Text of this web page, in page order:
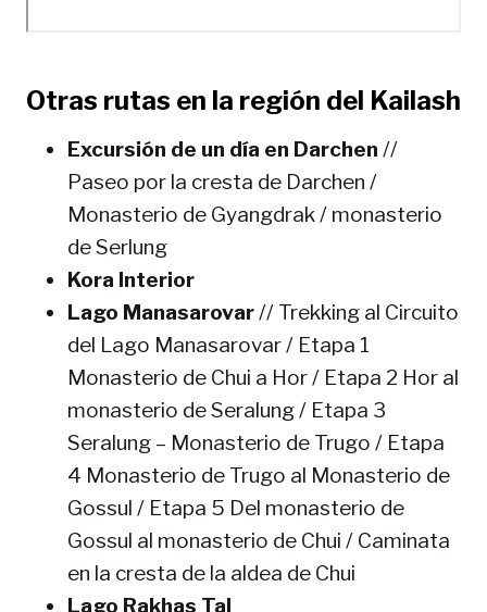
Otras rutas en la región del Kailash
Excursión de un día en Darchen //
Paseo por la cresta de Darchen /
Monasterio de Gyangdrak / monasterio
de Serlung
Kora Interior
Lago Manasarovar// Trekking al Circuito
del Lago Manasarovar / Etapa 1
Monasterio de Chui a Hor / Etapa 2 Hor al
monasterio de Seralung / Etapa 3
Seralung – Monasterio de Trugo / Etapa
4 Monasterio de Trugo al Monasterio de
Gossul / Etapa 5 Del monasterio de
Gossul al monasterio de Chui / Caminata
en la cresta de la aldea de Chui
Lago Rakhas Tal